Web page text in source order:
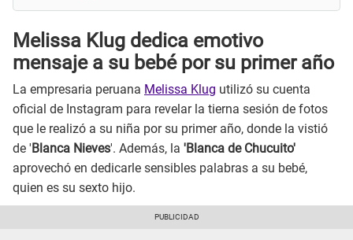
Melissa Klug dedica emotivo
mensaje a su bebé por su primer año
La empresaria peruana Melissa Klug utilizó su cuenta
oficial de Instagram para revelar la tierna sesión de fotos
que le realizó a su niña por su primer año, donde la vistió
de ' Blanca Nieves'. Además, la 'Blanca de Chucuito'
aprovechó en dedicarle sensibles palabras a su bebé,
quien es su sexto hijo.